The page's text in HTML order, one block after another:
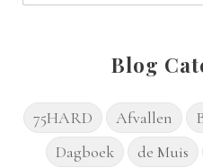
Blog
75HARD Afvallen
Dagboek
de Muis